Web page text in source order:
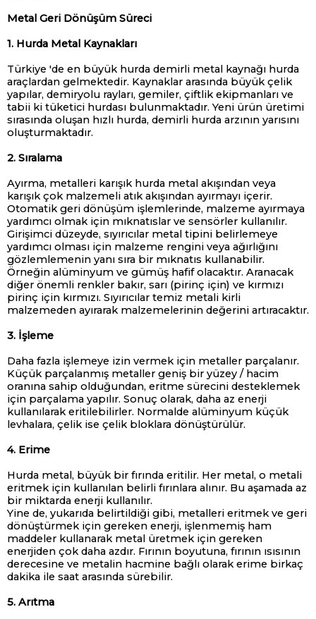
Metal Geri Dönüşüm Süreci
1. Hurda Metal Kaynakları
Türkiye 'de en büyük hurda demirli metal kaynağı hurda
araçlardan gelmektedir. Kaynaklar arasında büyük çelik
yapılar, demiryolu rayları, gemiler, çiftlik ekipmanları ve
tabii ki tüketici hurdası bulunmaktadır. Yeni ürün üretimi
sırasında oluşan hızlı hurda, demirli hurda arzının yarısını
oluşturmaktadır.
2. Sıralama
Ayırma, metalleri karışık hurda metal akışından veya
karışık çok malzemeli atık akışından ayırmayı içerir.
Otomatik geri dönüşüm işlemlerinde, malzeme ayırmaya
yardımcı olmak için mıknatıslar ve sensörler kullanılır.
Girişimci düzeyde, sıyırıcılar metal tipini belirlemeye
yardımcı olması için malzeme rengini veya ağırlığını
gözlemlemenin yanı sıra bir mıknatıs kullanabilir.
Örneğin alüminyum ve gümüş hafif olacaktır. Aranacak
diğer önemli renkler bakır, sarı (pirinç için) ve kırmızı
pirinç için kırmızı. Sıyırıcılar temiz metali kirli
malzemeden ayırarak malzemelerinin değerini artıracaktır.
3. İşleme
Daha fazla işlemeye izin vermek için metaller parçalanır.
Küçük parçalanmış metaller geniş bir yüzey / hacim
oranına sahip olduğundan, eritme sürecini desteklemek
için parçalama yapılır. Sonuç olarak, daha az enerji
kullanılarak eritilebilirler. Normalde alüminyum küçük
levhalara, çelik ise çelik bloklara dönüştürülür.
4. Erime
Hurda metal, büyük bir fırında eritilir. Her metal, o metali
eritmek için kullanılan belirli fırınlara alınır. Bu aşamada az
bir miktarda enerji kullanılır.
Yine de, yukarıda belirtildiği gibi, metalleri eritmek ve geri
dönüştürmek için gereken enerji, işlenmemiş ham
maddeler kullanarak metal üretmek için gereken
enerjiden çok daha azdır. Fırının boyutuna, fırının ısısının
derecesine ve metalin hacmine bağlı olarak erime birkaç
dakika ile saat arasında sürebilir.
5. Arıtma